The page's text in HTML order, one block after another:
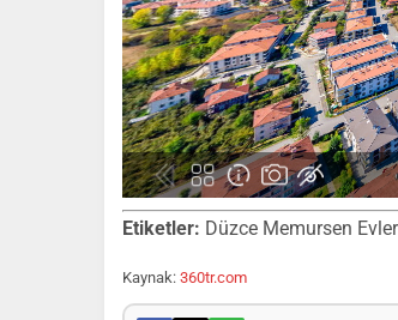
Etiketler: Düzce Memursen
Kaynak: 360tr.com